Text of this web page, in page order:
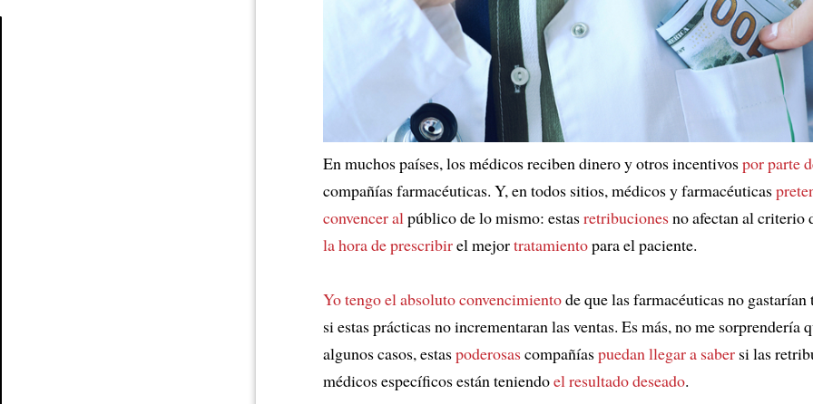
En muchos países, los médicos reciben dinero y otros incentivospor parte
compañías farmacéuticas. Y, en todos sitios, médicos y farmacéuticas
convencer al público de lo mismo: estasretribucionesno afectan al criterio
la hora de prescribirel mejortratamientopara el paciente.
Yo tengo el absoluto convencimientode que las farmacéuticas no
si estas prácticas no incrementaran las ventas. Es más, no me sorprendería
algunos casos, estaspoderosascompañíaspuedan llegar a saber si las
médicos específicos están teniendoel resultado deseado.